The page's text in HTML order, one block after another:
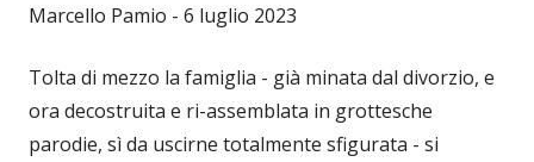
Marcello Pamio - 6 luglio 2023
Tolta di mezzo la famiglia - già minata dal divorzio, e
ora decostruita e ri-assemblata in grottesche
parodie, sì da uscirne totalmente sfigurata - si